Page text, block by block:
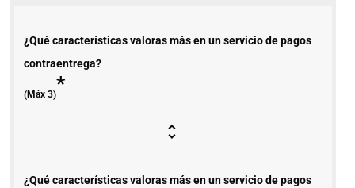
¿Qué características valoras más en un servicio de pagos
contraentrega?
(Máx 3)*
¿Qué características valoras más en un servicio de pagos